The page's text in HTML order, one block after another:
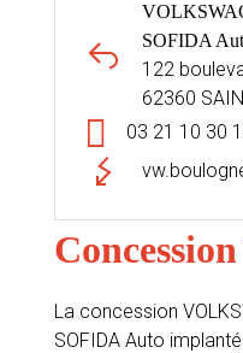
SOFIDA
122
62360
03 21 10 30
La concession
SOFIDA Auto